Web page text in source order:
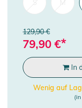
129,90 €
79,90 €*
In
Wenig auf
(in